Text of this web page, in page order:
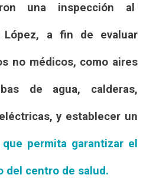
una inspección al
a fin de evaluar
no médicos, como aires
de agua, calderas,
y establecer un
permita garantizar el
del centro de salud.